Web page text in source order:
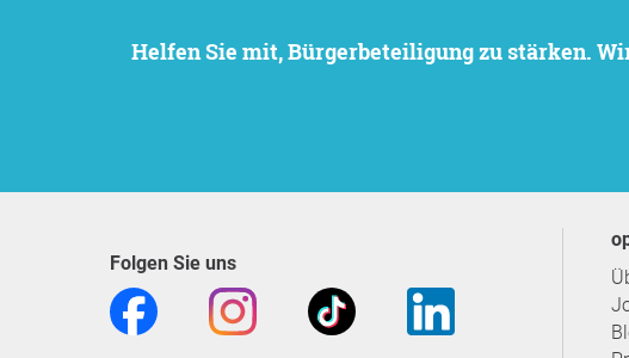
Helfen Sie mit, Bürgerbeteiligung zu stärken.
Folgen Sie uns